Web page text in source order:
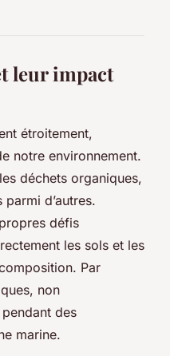
leur impact
étroitement,
notre environnement.
déchets organiques,
d’autres.
défis
les sols et les
Par
non
des
marine.